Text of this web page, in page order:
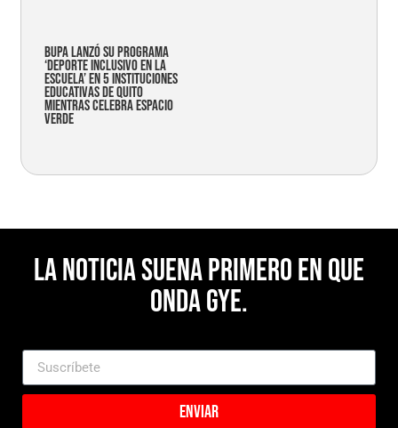
Bupa lanzó su programa
‘Deporte Inclusivo en la
Escuela’ en 5 instituciones
educativas de Quito
mientras celebra espacio
verde
La noticia suena primero en Que
Onda Gye.
Enviar